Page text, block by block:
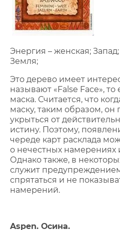
Энергия – женская;
Земля;
Это дерево имеет
называют «False Face»,
маска. Считается, что
маску, таким образом, он
укрыться от
истину. Поэтому,
череде карт расклада
о нечестных намерениях
Однако также, в
служит
спрятаться и не
намерений.
Aspen. Осина.